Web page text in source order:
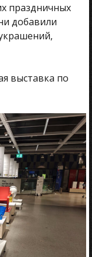
праздничных
добавили
выставка по